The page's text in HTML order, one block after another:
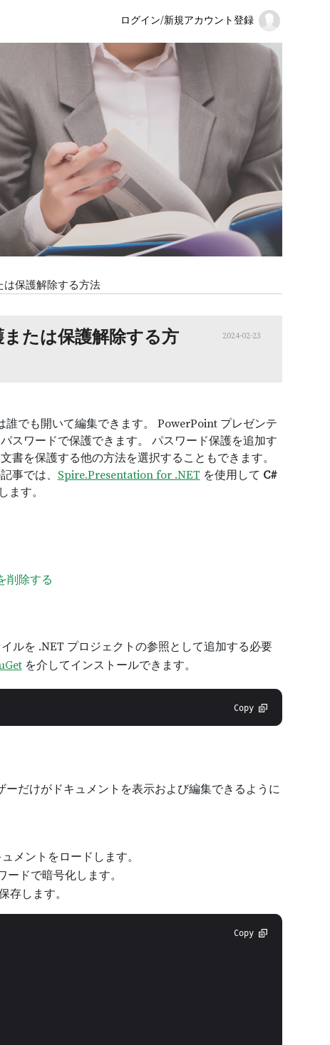
ログイン/新規アカウント登録
保護解除する方法
2024-02-23
たは保護解除する方
でも開いて編集できます。 PowerPoint プレゼンテ
スワードで保護できます。 パスワード保護を追加す
を保護する他の方法を選択することもできます。
事では、 Spire.Presentation for .NET を使用して C#
ます。
削除する
ルを .NET プロジェクトの参照として追加する必要
を介してインストールできます。
Copy
だけがドキュメントを表示および編集できるように
メントをロードします。
ドで暗号化します。
します。
Copy